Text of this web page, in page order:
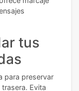
tus
para preservar
Evita